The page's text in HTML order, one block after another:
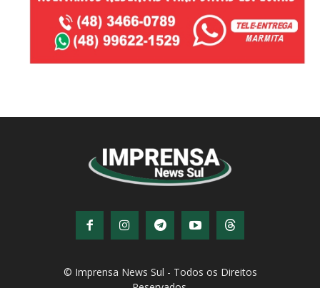
© Imprensa News Sul - Todos os Direitos